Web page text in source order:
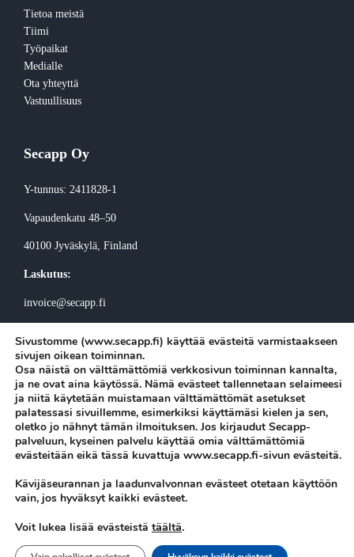
Tietoa meistä
Tiimi
Työpaikat
Medialle
Ota yhteyttä
Vastuullisuus
Secapp Oy
Y-tunnus: 2411828-1
Vapaudenkatu 48–50
40100 Jyväskylä, Finland
Laskutus:
invoice@secapp.fi
Tilaa Secappin uutiskirje
Secapp © Copyright 2026 | Tietosuojaseloste
Tuki|Kirjaudu sisään
Sivustomme (www.secapp.fi) käyttää evästeitä varmistaakseen
sivujen oikean toiminnan.
Osa näistä on välttämättömiä verkkosivun toiminnan kannalta,
ja ne ovat aina käytössä. Nämä evästeet tallennetaan selaimeesi
ja niitä käytetään muistamaan välttämättömät asetukset
palatessasi sivuillemme, esimerkiksi käyttämäsi kielen ja sen,
oletko jo nähnyt tämän ilmoituksen. Jos kirjaudut Secapp-
palveluun, kyseinen palvelu käyttää omia välttämättömiä
evästeitään eikä tässä kuvattuja www.secapp.fi-sivun evästeitä.
Kävijäseurannan ja laadunvalvonnan evästeet otetaan käyttöön
vain, jos hyväksyt kaikki evästeet.
Voit lukea lisää evästeistä täältä.